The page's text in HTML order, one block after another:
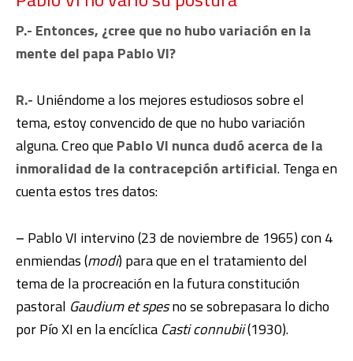
P.- Entonces, ¿cree que no hubo variación en la
mente del papa Pablo VI?
R.- Uniéndome a los mejores estudiosos sobre el
tema, estoy convencido de que no hubo variación
alguna. Creo que Pablo VI nunca dudó acerca de la
inmoralidad de la contracepción artificial. Tenga en
cuenta estos tres datos:
– Pablo VI intervino (23 de noviembre de 1965) con 4
enmiendas (modi) para que en el tratamiento del
tema de la procreación en la futura constitución
pastoral Gaudium et spesno se sobrepasara lo dicho
por Pío XI en la encíclica Casti connubii(1930).